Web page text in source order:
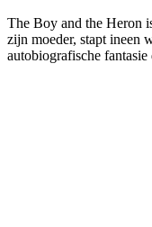
The Boy and the Heron
zijn moeder, stapt ineen
autobiografische